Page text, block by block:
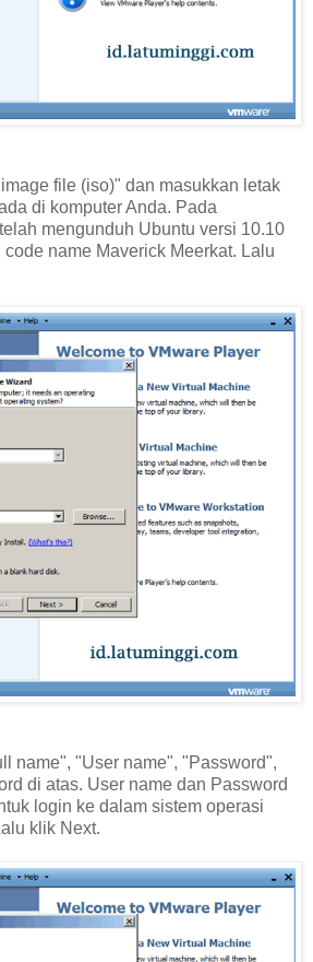
file (iso)" dan masukkan letak
di komputer Anda. Pada
mengunduh Ubuntu versi 10.10
name Maverick Meerkat. Lalu
name", "User name", "Password",
di atas. User name dan Password
login ke dalam sistem operasi
klik Next.